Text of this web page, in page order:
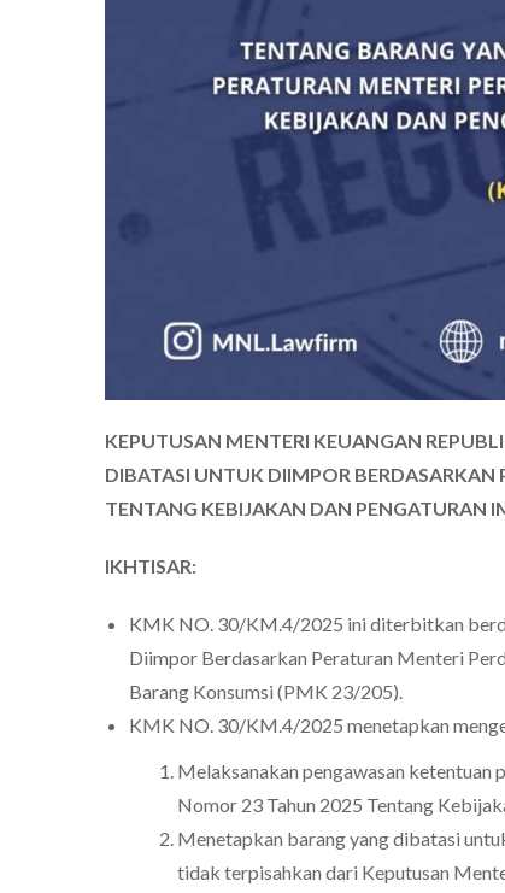
KEPUTUSAN MENTERI KEUANGAN
DIBATASI UNTUK DIIMPOR
TENTANG KEBIJAKAN DAN PENGATURAN
IKHTISAR:
KMK NO. 30/KM.4/2025 ini diterbitkan
Diimpor Berdasarkan Peraturan Menteri
Barang Konsumsi (PMK 23/205).
KMK NO. 30/KM.4/2025 menetapkan
Melaksanakan pengawasan ketentuan
Nomor 23 Tahun 2025 Tentang
Menetapkan barang yang dibatasi
tidak terpisahkan dari Keputusan